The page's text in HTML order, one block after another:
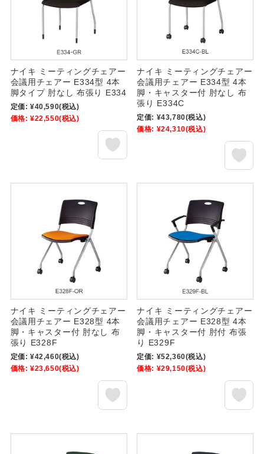
ナイキ ミーティングチェアー
会議用チェアー E334型 4本
脚タイプ 肘なし 布張り E334
定価: ¥40,590(税込)
価格: ¥22,550(税込)
ナイキ ミーティングチェアー
会議用チェアー E334型 4本
脚・キャスター付 肘なし 布
張り E334C
定価: ¥43,780(税込)
価格: ¥24,310(税込)
ナイキ ミーティングチェアー
会議用チェアー E328型 4本
脚・キャスター付 肘なし 布
張り E328F
定価: ¥42,460(税込)
価格: ¥23,650(税込)
ナイキ ミーティングチェアー
会議用チェアー E328型 4本
脚・キャスター付 肘付 布張
り E329F
定価: ¥52,360(税込)
価格: ¥29,150(税込)